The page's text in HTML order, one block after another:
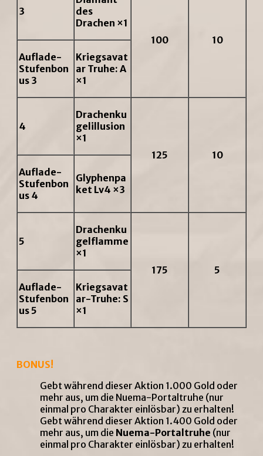
3
des
Drachen ×1
100
10
Auflade-
Stufenbon
us 3
Kriegsavat
ar Truhe: A
×1
4
Drachenku
gelillusion
×1
125
10
Auflade-
Stufenbon
us 4
Glyphenpa
ket Lv4 ×3
5
Drachenku
gelflamme
×1
175
5
Auflade-
Stufenbon
us 5
Kriegsavat
ar-Truhe: S
×1
BONUS!
Gebt während dieser Aktion 1.000 Gold oder
mehr aus, um die Nuema-Portaltruhe (nur
einmal pro Charakter einlösbar) zu erhalten!
Gebt während dieser Aktion 1.400 Gold oder
mehr aus, um die Nuema-Portaltruhe (nur
einmal pro Charakter einlösbar) zu erhalten!